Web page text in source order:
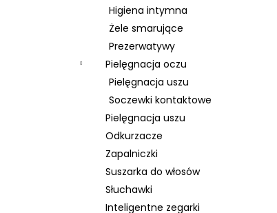
Higiena intymna
Żele smarujące
Prezerwatywy
Pielęgnacja oczu
Pielęgnacja uszu
Soczewki kontaktowe
Pielęgnacja uszu
Odkurzacze
Zapalniczki
Suszarka do włosów
Słuchawki
Inteligentne zegarki